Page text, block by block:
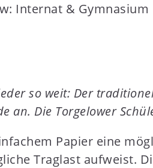
Internat & Gymnasium
so weit: Der
an. Die Torgelower
Papier eine
Traglast aufweist.